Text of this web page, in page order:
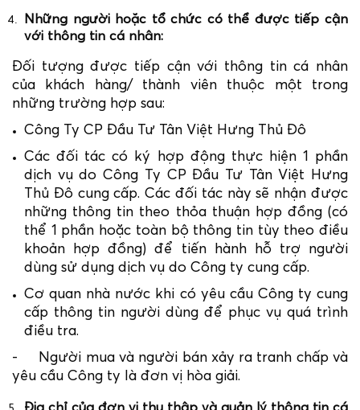
Những người hoặc tổ chức có thể được tiếp cận
với thông tin cá nhân:
Đối tượng được tiếp cận với thông tin cá nhân
của khách hàng/ thành viên thuộc một trong
những trường hợp sau:
Công Ty CP Đầu Tư Tân Việt Hưng Thủ Đô
Các đối tác có ký hợp động thực hiện 1 phần
dịch vụ do Công Ty CP Đầu Tư Tân Việt Hưng
Thủ Đô cung cấp. Các đối tác này sẽ nhận được
những thông tin theo thỏa thuận hợp đồng (có
thể 1 phần hoặc toàn bộ thông tin tùy theo điều
khoản hợp đồng) để tiến hành hỗ trợ người
dùng sử dụng dịch vụ do Công ty cung cấp.
Cơ quan nhà nước khi có yêu cầu Công ty cung
cấp thông tin người dùng để phục vụ quá trình
điều tra.
- Người mua và người bán xảy ra tranh chấp và
yêu cầu Công ty là đơn vị hòa giải.